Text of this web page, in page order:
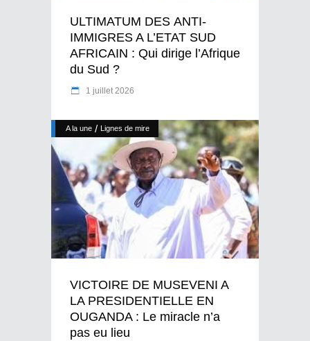
ULTIMATUM DES ANTI-
IMMIGRES A L’ETAT SUD
AFRICAIN : Qui dirige l’Afrique
du Sud ?
1 juillet 2026
A la une / Lignes de mire
VICTOIRE DE MUSEVENI A
LA PRESIDENTIELLE EN
OUGANDA : Le miracle n’a
pas eu lieu